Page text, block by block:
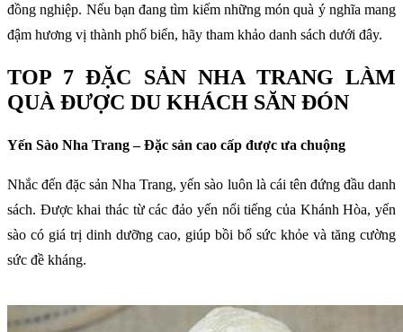
đồng nghiệp. Nếu bạn đang tìm kiếm những món quà ý nghĩa mang
đậm hương vị thành phố biển, hãy tham khảo danh sách dưới đây.
TOP 7 ĐẶC SẢN NHA TRANG LÀM
QUÀ ĐƯỢC DU KHÁCH SĂN ĐÓN
Yến Sào Nha Trang – Đặc sản cao cấp được ưa chuộng
Nhắc đến đặc sản Nha Trang, yến sào luôn là cái tên đứng đầu danh
sách. Được khai thác từ các đảo yến nổi tiếng của Khánh Hòa, yến
sào có giá trị dinh dưỡng cao, giúp bồi bổ sức khỏe và tăng cường
sức đề kháng.